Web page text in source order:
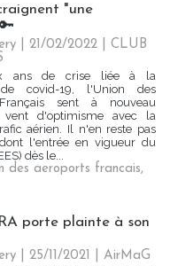
"une
| 21/02/2022 |CLUB
ans de crise liée à la
covid-19, l'Union des
sent à nouveau
vent d'optimisme avec la
aérien. Il n'en reste pas
l'entrée en vigueur du
dès le...
des aeroports francais,
porte plainte à son
| 25/11/2021 |AirMaG